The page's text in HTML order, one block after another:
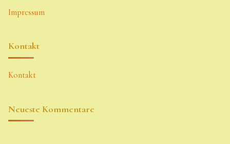
Impressum
Kontakt
Kontakt
Neueste Kommentare